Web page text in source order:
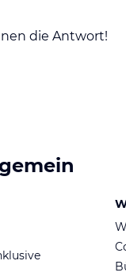
die Antwort!